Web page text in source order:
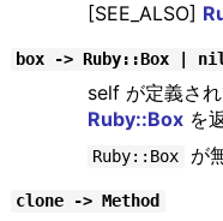
[SEE_ALSO]
box -> Ruby::Box |
self が定義さ
Ruby::Boxを
Ruby::Box が
clone -> Method